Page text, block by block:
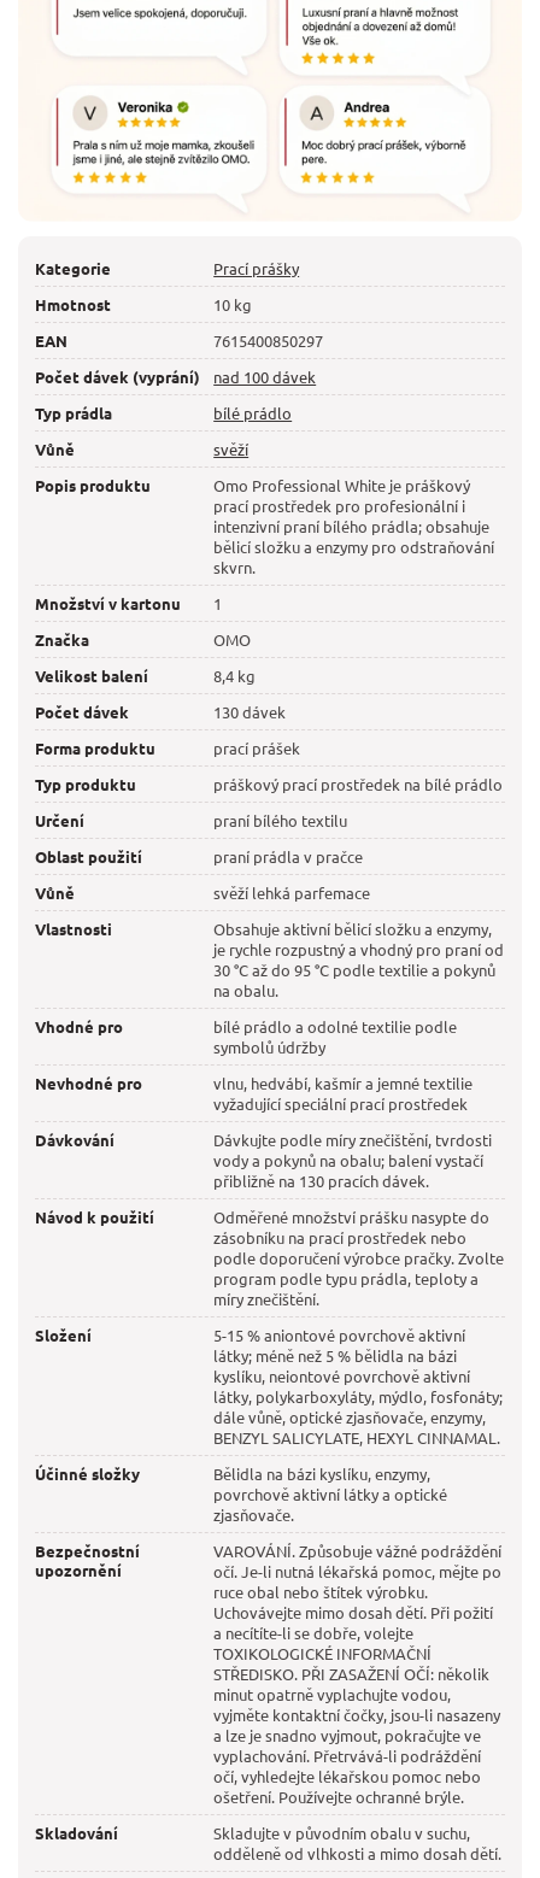
Kategorie
Prací prášky
Hmotnost
10 kg
EAN
7615400850297
Počet dávek (vyprání)
nad 100 dávek
Typ prádla
bílé prádlo
Vůně
svěží
Popis produktu
Omo Professional White je práškový
prací prostředek pro profesionální i
intenzivní praní bílého prádla; obsahuje
bělicí složku a enzymy pro odstraňování
skvrn.
Množství v kartonu
1
Značka
OMO
Velikost balení
8,4 kg
Počet dávek
130 dávek
Forma produktu
prací prášek
Typ produktu
práškový prací prostředek na bílé prádlo
Určení
praní bílého textilu
Oblast použití
praní prádla v pračce
Vůně
svěží lehká parfemace
Vlastnosti
Obsahuje aktivní bělicí složku a enzymy,
je rychle rozpustný a vhodný pro praní od
30 °C až do 95 °C podle textilie a pokynů
na obalu.
Vhodné pro
bílé prádlo a odolné textilie podle
symbolů údržby
Nevhodné pro
vlnu, hedvábí, kašmír a jemné textilie
vyžadující speciální prací prostředek
Dávkování
Dávkujte podle míry znečištění, tvrdosti
vody a pokynů na obalu; balení vystačí
přibližně na 130 pracích dávek.
Návod k použití
Odměřené množství prášku nasypte do
zásobníku na prací prostředek nebo
podle doporučení výrobce pračky. Zvolte
program podle typu prádla, teploty a
míry znečištění.
Složení
5-15 % aniontové povrchově aktivní
látky; méně než 5 % bělidla na bázi
kyslíku, neiontové povrchově aktivní
látky, polykarboxyláty, mýdlo, fosfonáty;
dále vůně, optické zjasňovače, enzymy,
BENZYL SALICYLATE, HEXYL CINNAMAL.
Účinné složky
Bělidla na bázi kyslíku, enzymy,
povrchově aktivní látky a optické
zjasňovače.
Bezpečnostní
upozornění
VAROVÁNÍ. Způsobuje vážné podráždění
očí. Je-li nutná lékařská pomoc, mějte po
ruce obal nebo štítek výrobku.
Uchovávejte mimo dosah dětí. Při požití
a necítíte-li se dobře, volejte
TOXIKOLOGICKÉ INFORMAČNÍ
STŘEDISKO. PŘI ZASAŽENÍ OČÍ: několik
minut opatrně vyplachujte vodou,
vyjměte kontaktní čočky, jsou-li nasazeny
a lze je snadno vyjmout, pokračujte ve
vyplachování. Přetrvává-li podráždění
očí, vyhledejte lékařskou pomoc nebo
ošetření. Používejte ochranné brýle.
Skladování
Skladujte v původním obalu v suchu,
odděleně od vlhkosti a mimo dosah dětí.